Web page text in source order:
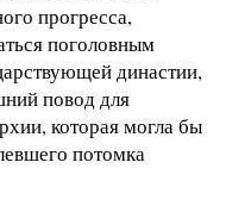
прогресса,
поголовным
династии,
повод для
которая могла бы
потомка